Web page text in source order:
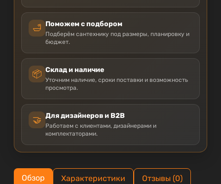
🛁 Поможем с подбором
Подберём сантехнику под размеры, планировку и
бюджет.
📦 Склад и наличие
Уточним наличие, сроки поставки и возможность
просмотра.
🤝 Для дизайнеров и B2B
Работаем с клиентами, дизайнерами и
комплектаторами.
Обзор Характеристики Отзывы (0)